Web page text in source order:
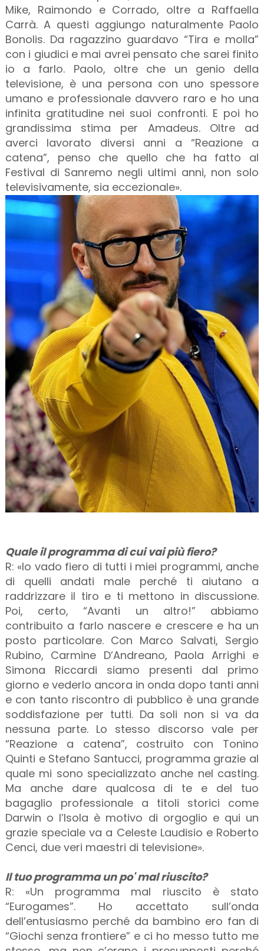
Mike, Raimondo e Corrado, oltre a Raffaella
Carrà. A questi aggiungo naturalmente Paolo
Bonolis. Da ragazzino guardavo “Tira e molla”
con i giudici e mai avrei pensato che sarei finito
io a farlo. Paolo, oltre che un genio della
televisione, è una persona con uno spessore
umano e professionale davvero raro e ho una
infinita gratitudine nei suoi confronti. E poi ho
grandissima stima per Amadeus. Oltre ad
averci lavorato diversi anni a “Reazione a
catena”, penso che quello che ha fatto al
Festival di Sanremo negli ultimi anni, non solo
televisivamente, sia eccezionale».
Quale il programma di cui vai più fiero?
R: «Io vado fiero di tutti i miei programmi, anche
di quelli andati male perché ti aiutano a
raddrizzare il tiro e ti mettono in discussione.
Poi, certo, “Avanti un altro!” abbiamo
contribuito a farlo nascere e crescere e ha un
posto particolare. Con Marco Salvati, Sergio
Rubino, Carmine D’Andreano, Paola Arrighi e
Simona Riccardi siamo presenti dal primo
giorno e vederlo ancora in onda dopo tanti anni
e con tanto riscontro di pubblico è una grande
soddisfazione per tutti. Da soli non si va da
nessuna parte. Lo stesso discorso vale per
“Reazione a catena”, costruito con Tonino
Quinti e Stefano Santucci, programma grazie al
quale mi sono specializzato anche nel casting.
Ma anche dare qualcosa di te e del tuo
bagaglio professionale a titoli storici come
Darwin o l’Isola è motivo di orgoglio e qui un
grazie speciale va a Celeste Laudisio e Roberto
Cenci, due veri maestri di televisione».
Il tuo programma un po' mal riuscito?
R: «Un programma mal riuscito è stato
“Eurogames”. Ho accettato sull’onda
dell’entusiasmo perché da bambino ero fan di
“Giochi senza frontiere” e ci ho messo tutto me